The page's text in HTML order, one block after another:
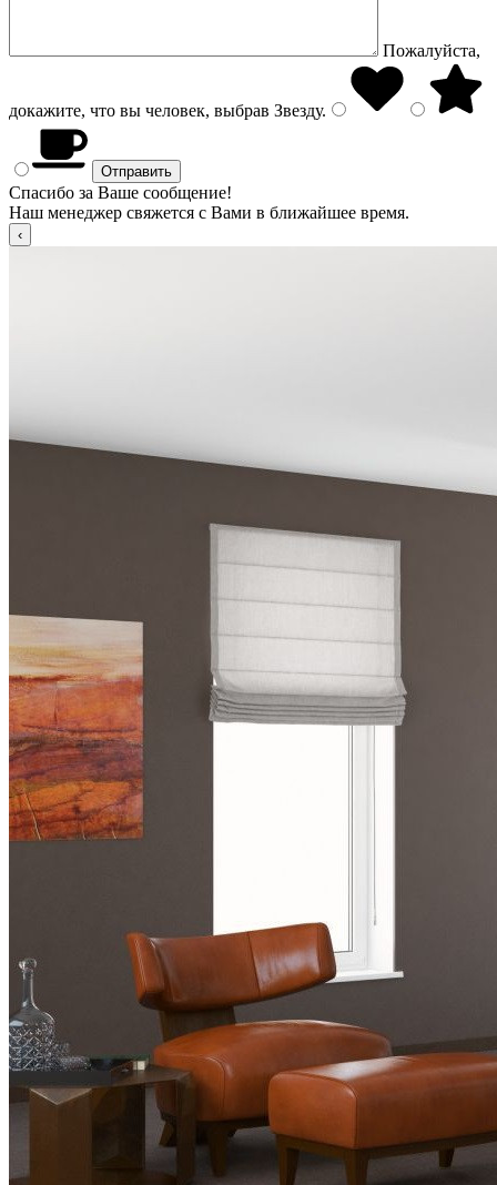
Пожалуйста,
докажите, что вы человек, выбрав Звезду.
Спасибо за Ваше сообщение!
Наш менеджер свяжется с Вами в ближайшее время.